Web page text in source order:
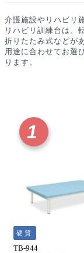
介護施設やリハビリ
リハビリ訓練台は、
折りたたみ式などが
用途に合わせてお選
ります。
1
硬質
TB-944